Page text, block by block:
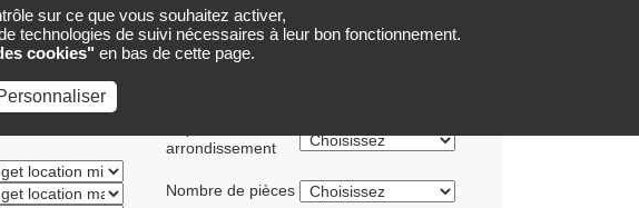
VENTES LOCATIONS PARTENAIRES QUI SOMMES NOUS ?
arrondissement
Nombre de pièces
sur ce que vous souhaitez activer,
technologies de suivi nécessaires à leur bon fonctionnement.
cookies" en bas de cette page.